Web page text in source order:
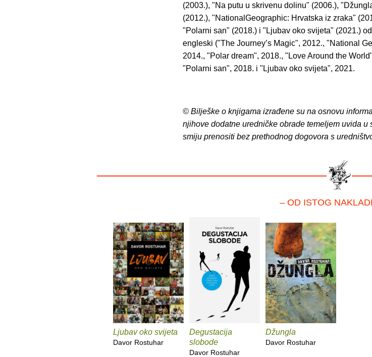
(2003.), "Na putu u skrivenu dolinu" (2006.),
(2012.), "NationalGeographic: Hrvatska iz zraka"
"Polarni san" (2018.) i "Ljubav oko svijeta" (2021.)
engleski ("The Journey’s Magic", 2012., "National
2014., "Polar dream", 2018., "Love Around the
"Polarni san", 2018. i "Ljubav oko svijeta", 2021.
© Bilješke o knjigama izrađene su na osnovu
njihove dodatne uredničke obrade temeljem uvida u
smiju prenositi bez prethodnog dogovora s
– OD ISTOG
Ljubav oko svijeta
Davor Rostuhar
Degustacija
slobode
Davor Rostuhar
Džungla
Davor Rostuhar